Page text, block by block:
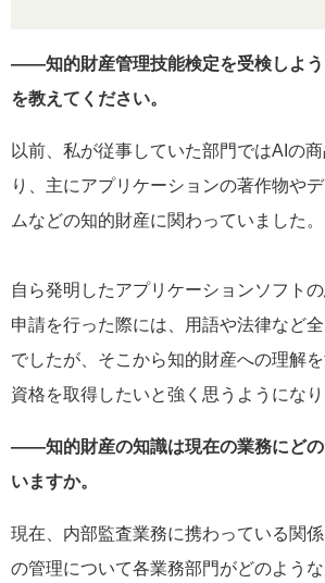
――知的財産管理技能検定を受検しよ
を教えてください。
以前、私が従事していた部門ではAIの
り、主にアプリケーションの著作物や
ムなどの知的財産に関わっていました。
自ら発明したアプリケーションソフト
申請を行った際には、用語や法律など
でしたが、そこから知的財産への理解
資格を取得したいと強く思うようになり
――知的財産の知識は現在の業務にどの
いますか。
現在、内部監査業務に携わっている関
の管理について各業務部門がどのよう